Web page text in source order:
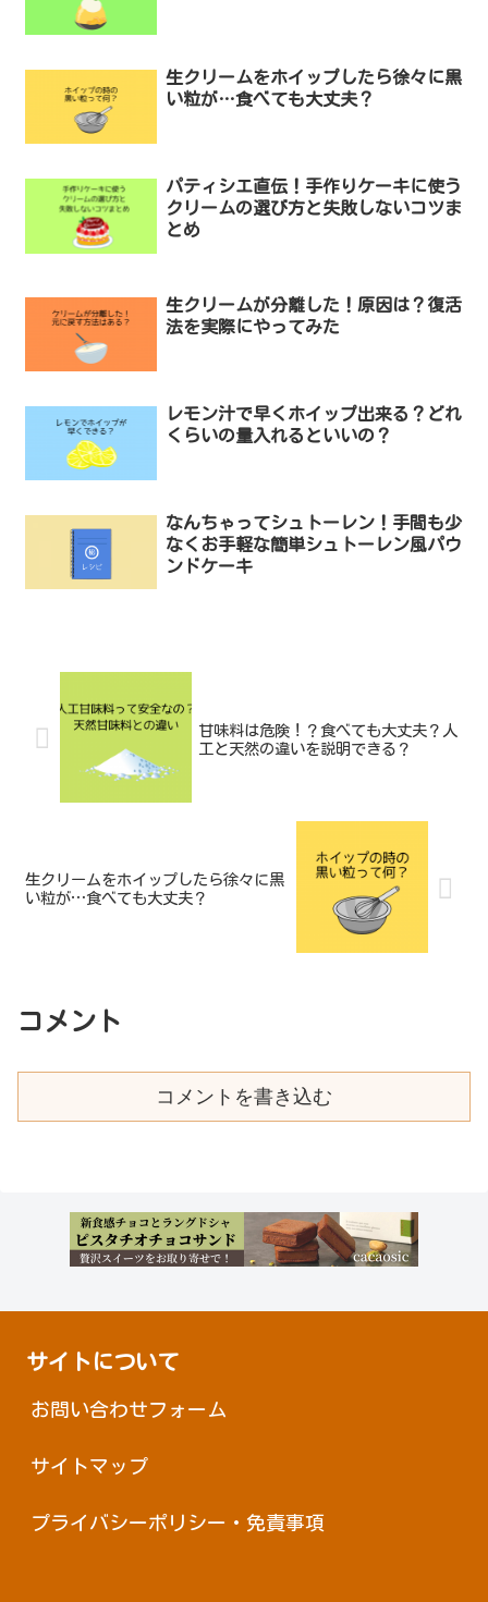
生クリームをホイップしたら徐々に黒
い粒が…食べても大丈夫？
パティシエ直伝！手作りケーキに使う
クリームの選び方と失敗しないコツま
とめ
生クリームが分離した！原因は？復活
法を実際にやってみた
レモン汁で早くホイップ出来る？どれ
くらいの量入れるといいの？
なんちゃってシュトーレン！手間も少
なくお手軽な簡単シュトーレン風パウ
ンドケーキ
甘味料は危険！？食べても大丈夫？人
工と天然の違いを説明できる？
生クリームをホイップしたら徐々に黒
い粒が…食べても大丈夫？
コメント
コメントを書き込む
サイトについて
お問い合わせフォーム
サイトマップ
プライバシーポリシー・免責事項